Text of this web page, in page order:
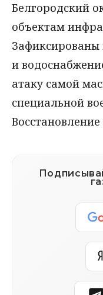
Белгородский
объектам
Зафиксированы
и
атаку самой
специальной